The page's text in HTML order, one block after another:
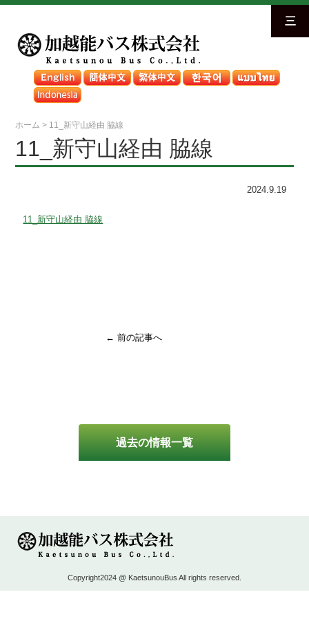
三
ホーム > 11_新守山経由 脇線
過去の情報一覧
11_新守山経由 脇線
2024.9.19
11_新守山経由 脇線
← 前の記事へ
Copyright2024 @ KaetsunouBus All rights reserved.